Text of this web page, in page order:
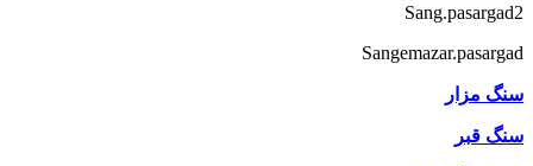
Sang.pasargad2
Sangemazar.pasargad
سنگ مزار
سنگ قبر